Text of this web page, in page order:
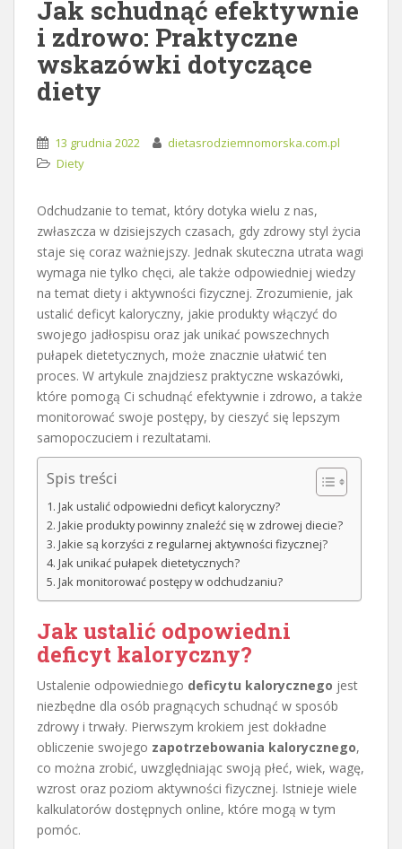
Jak schudnąć efektywnie
i zdrowo: Praktyczne
wskazówki dotyczące
diety
13 grudnia 2022
dietasrodziemnomorska.com.pl
Diety
Odchudzanie to temat, który dotyka wielu z nas,
zwłaszcza w dzisiejszych czasach, gdy zdrowy styl życia
staje się coraz ważniejszy. Jednak skuteczna utrata wagi
wymaga nie tylko chęci, ale także odpowiedniej wiedzy
na temat diety i aktywności fizycznej. Zrozumienie, jak
ustalić deficyt kaloryczny, jakie produkty włączyć do
swojego jadłospisu oraz jak unikać powszechnych
pułapek dietetycznych, może znacznie ułatwić ten
proces. W artykule znajdziesz praktyczne wskazówki,
które pomogą Ci schudnąć efektywnie i zdrowo, a także
monitorować swoje postępy, by cieszyć się lepszym
samopoczuciem i rezultatami.
Spis treści
Jak ustalić odpowiedni deficyt kaloryczny?
Jakie produkty powinny znaleźć się w zdrowej diecie?
Jakie są korzyści z regularnej aktywności fizycznej?
Jak unikać pułapek dietetycznych?
Jak monitorować postępy w odchudzaniu?
Jak ustalić odpowiedni
deficyt kaloryczny?
Ustalenie odpowiedniego deficytu kalorycznego jest
niezbędne dla osób pragnących schudnąć w sposób
zdrowy i trwały. Pierwszym krokiem jest dokładne
obliczenie swojego zapotrzebowania kalorycznego,
co można zrobić, uwzględniając swoją płeć, wiek, wagę,
wzrost oraz poziom aktywności fizycznej. Istnieje wiele
kalkulatorów dostępnych online, które mogą w tym
pomóc.